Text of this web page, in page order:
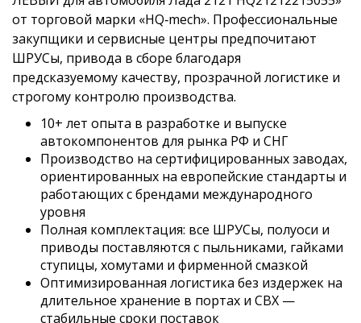
от торговой марки «HQ‑mech». Профессиональные
закупщики и сервисные центры предпочитают
ШРУСы, привода в сборе благодаря
предсказуемому качеству, прозрачной логистике и
строгому контролю производства.
10+ лет опыта в разработке и выпуске
автокомпонентов для рынка РФ и СНГ
Производство на сертифицированных заводах,
ориентированных на европейские стандарты и
работающих с брендами международного
уровня
Полная комплектация: все ШРУСы, полуоси и
приводы поставляются с пыльниками, гайками
ступицы, хомутами и фирменной смазкой
Оптимизированная логистика без издержек на
длительное хранение в портах и СВХ —
стабильные сроки поставок